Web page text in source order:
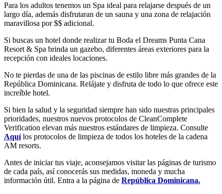
Para los adultos tenemos un Spa ideal para relajarse después de un
largo día, además disfrutaran de un sauna y una zona de relajación
maravillosa por $$ adicional.
Si buscas un hotel donde realizar tu Boda el Dreams Punta Cana
Resort & Spa brinda un gazebo, diferentes áreas exteriores para la
recepción con ideales locaciones.
No te pierdas de una de las piscinas de estilo libre más grandes de la
República Dominicana. Relájate y disfruta de todo lo que ofrece este
increíble hotel.
Si bien la salud y la seguridad siempre han sido nuestras principales
prioridades, nuestros nuevos protocolos de CleanComplete
Verification elevan más nuestros estándares de limpieza. Consulte
Aquílos protocolos de limpieza de todos los hoteles de la cadena
AM resorts.
Antes de iniciar tus viaje, aconsejamos visitar las páginas de turismo
de cada país, así conocerás sus medidas, moneda y mucha
información útil. Entra a la página de República Dominicana.